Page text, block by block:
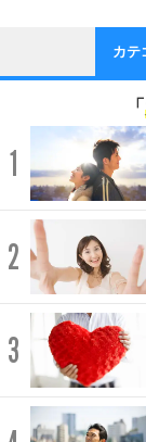
カテ
「
1
2
3